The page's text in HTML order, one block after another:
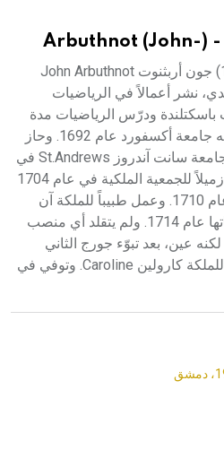
موسوعات جديدة في عام 2026
Arbuthnot (John-)
أربثنوت (جون -) (1667-1735) جون أربثنوت John Arbuthnot
نشر أعمالاً في الرياضيات
باسكتلندة ودرّس الرياضيات مدة
من الزمن في لندن قبل دخوله جامعة أكسفورد عام 1692. وحاز
درجة دكتوراه في الطب من جامعة سانت آندروز St.Andrews في
اسكتلندة عام 1696، وانتخب زميلاً للجمعية الملكية في عام 1704
وزميلاً لكلية الأطباء الملكية عام 1710. وعمل طبيباً للملكة آن
Anne منذ عام 1705 حتى وفاتها عام 1714. ولم يتقلد أي منصب
عين، بعد تبوّء جورج الثاني
العرش في عام 1727، طبيباً للملكة كارولين Caroline. وتوفي في